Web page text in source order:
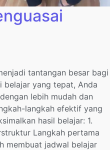
tantangan besar bagi
belajar yang tepat, Anda
lebih mudah dan
langkah efektif yang
hasil belajar: 1.
Langkah pertama
membuat jadwal belajar